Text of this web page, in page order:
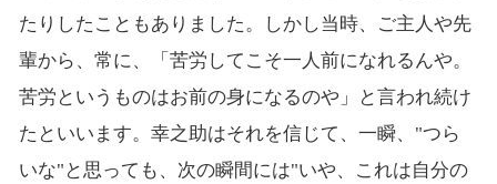
たりしたこともありました。しかし当時、ご主人や先
輩から、常に、「苦労してこそ一人前になれるんや。
苦労というものはお前の身になるのや」と言われ続け
たといいます。幸之助はそれを信じて、一瞬、"つら
いな"と思っても、次の瞬間には"いや、これは自分の